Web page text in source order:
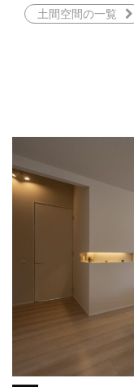
土間空間の一覧